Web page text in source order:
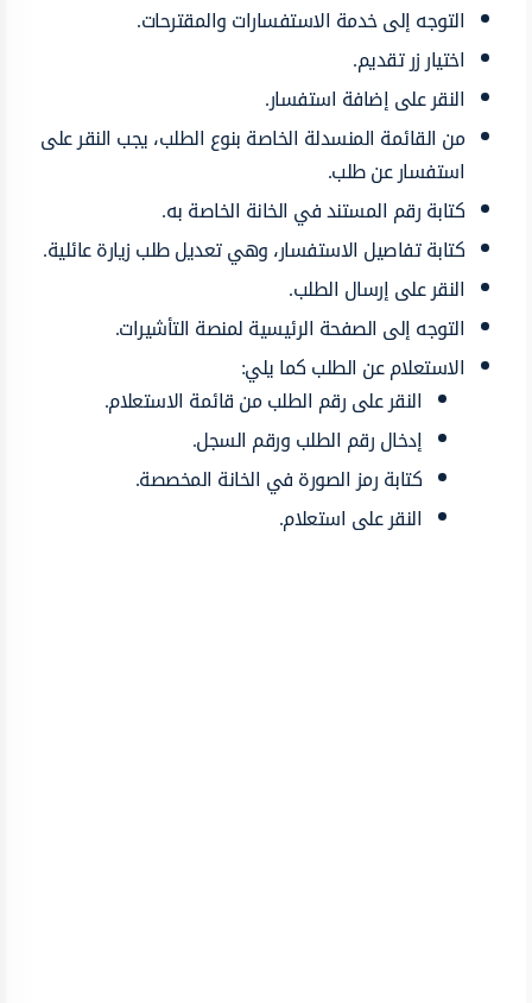
التوجه إلى خدمة الاستفسارات والمقترحات.
اختيار زر تقديم.
النقر على إضافة استفسار.
من القائمة المنسدلة الخاصة بنوع الطلب، يجب النقر على
استفسار عن طلب.
كتابة رقم المستند في الخانة الخاصة به.
كتابة تفاصيل الاستفسار، وهي تعديل طلب زيارة عائلية.
النقر على إرسال الطلب.
التوجه إلى الصفحة الرئيسية لمنصة التأشيرات.
الاستعلام عن الطلب كما يلي:
النقر على رقم الطلب من قائمة الاستعلام.
إدخال رقم الطلب ورقم السجل.
كتابة رمز الصورة في الخانة المخصصة.
النقر على استعلام.